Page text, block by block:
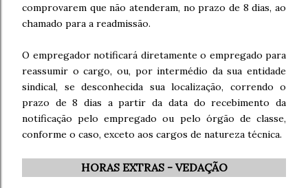
comprovarem que não atenderam, no prazo de 8 dias, ao
chamado para a readmissão.
O empregador notificará diretamente o empregado para
reassumir o cargo, ou, por intermédio da sua entidade
sindical, se desconhecida sua localização, correndo o
prazo de 8 dias a partir da data do recebimento da
notificação pelo empregado ou pelo órgão de classe,
conforme o caso, exceto aos cargos de natureza técnica.
HORAS EXTRAS - VEDAÇÃO